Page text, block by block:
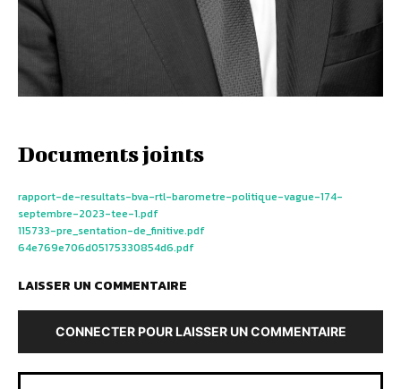
Documents joints
rapport-de-resultats-bva-rtl-barometre-politique-vague-174-
septembre-2023-tee-1.pdf
115733-pre_sentation-de_finitive.pdf
64e769e706d05175330854d6.pdf
LAISSER UN COMMENTAIRE
CONNECTER POUR LAISSER UN COMMENTAIRE